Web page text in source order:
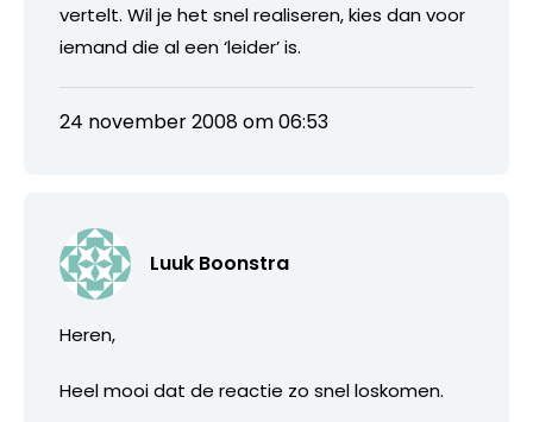
vertelt. Wil je het snel realiseren, kies dan voor
iemand die al een ‘leider’ is.
24 november 2008 om 06:53
Luuk Boonstra
Heren,
Heel mooi dat de reactie zo snel loskomen.